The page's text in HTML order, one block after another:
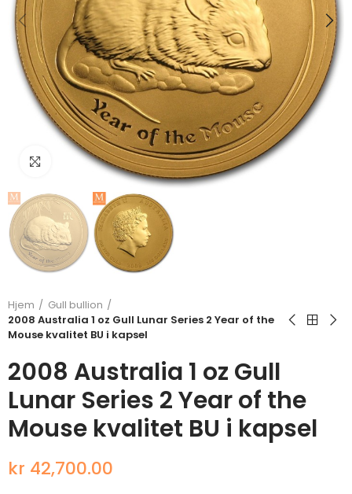
Klikk for å forstørre
Hjem
Gull bullion
2008 Australia 1 oz Gull Lunar Series 2 Year of the
Mouse kvalitet BU i kapsel
2008 Australia 1 oz Gull
Lunar Series 2 Year of the
Mouse kvalitet BU i kapsel
kr 42,700.00